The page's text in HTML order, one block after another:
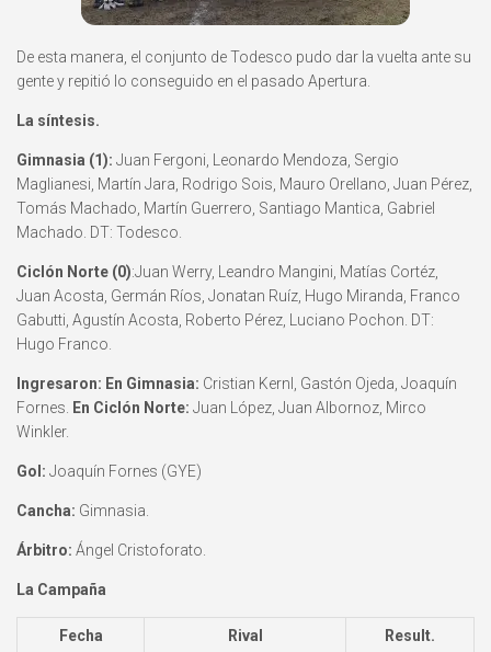
De esta manera, el conjunto de Todesco pudo dar la vuelta ante su
gente y repitió lo conseguido en el pasado Apertura.
La síntesis.
Gimnasia (1): Juan Fergoni, Leonardo Mendoza, Sergio
Maglianesi, Martín Jara, Rodrigo Sois, Mauro Orellano, Juan Pérez,
Tomás Machado, Martín Guerrero, Santiago Mantica, Gabriel
Machado. DT: Todesco.
Ciclón Norte (0):Juan Werry, Leandro Mangini, Matías Cortéz,
Juan Acosta, Germán Ríos, Jonatan Ruíz, Hugo Miranda, Franco
Gabutti, Agustín Acosta, Roberto Pérez, Luciano Pochon. DT:
Hugo Franco.
Ingresaron: En Gimnasia: Cristian Kernl, Gastón Ojeda, Joaquín
Fornes. En Ciclón Norte: Juan López, Juan Albornoz, Mirco
Winkler.
Gol: Joaquín Fornes (GYE)
Cancha: Gimnasia.
Árbitro: Ángel Cristoforato.
La Campaña
Fecha Rival Result.